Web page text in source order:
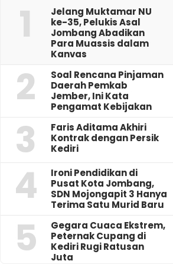
1
Jelang Muktamar NU
ke-35, Pelukis Asal
Jombang Abadikan
Para Muassis dalam
Kanvas
2
‎Soal Rencana Pinjaman
Daerah Pemkab
Jember, Ini Kata
Pengamat Kebijakan ‎
3
Faris Aditama Akhiri
Kontrak dengan Persik
Kediri
4
Ironi Pendidikan di
Pusat Kota Jombang,
SDN Mojongapit 3 Hanya
Terima Satu Murid Baru
5
‎Gegara Cuaca Ekstrem,
Peternak Cupang di
Kediri Rugi Ratusan
Juta